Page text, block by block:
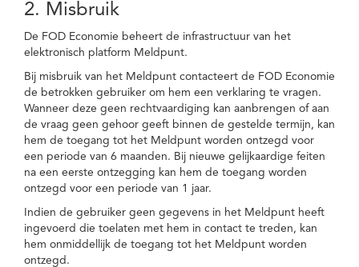
2. Misbruik
De FOD Economie beheert de infrastructuur van het
elektronisch platform Meldpunt.
Bij misbruik van het Meldpunt contacteert de FOD Economie
de betrokken gebruiker om hem een verklaring te vragen.
Wanneer deze geen rechtvaardiging kan aanbrengen of aan
de vraag geen gehoor geeft binnen de gestelde termijn, kan
hem de toegang tot het Meldpunt worden ontzegd voor
een periode van 6 maanden. Bij nieuwe gelijkaardige feiten
na een eerste ontzegging kan hem de toegang worden
ontzegd voor een periode van 1 jaar.
Indien de gebruiker geen gegevens in het Meldpunt heeft
ingevoerd die toelaten met hem in contact te treden, kan
hem onmiddellijk de toegang tot het Meldpunt worden
ontzegd.